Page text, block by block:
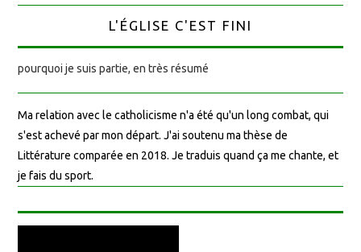
L'ÉGLISE C'EST FINI
pourquoi je suis partie, en très résumé
Ma relation avec le catholicisme n'a été qu'un long combat, qui
s'est achevé par mon départ. J'ai soutenu ma thèse de
Littérature comparée en 2018. Je traduis quand ça me chante, et
je fais du sport.